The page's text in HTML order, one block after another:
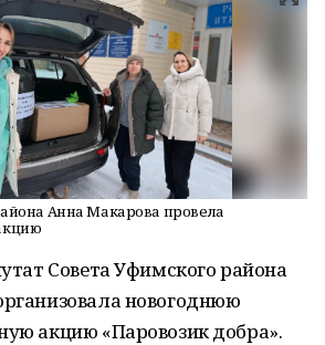
Анна Макарова провела
Совета Уфимского района
новогоднюю
акцию «Паровозик добра».